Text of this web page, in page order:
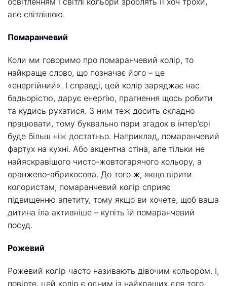
але світлішою.
Помаранчевий
Коли ми говоримо про помаранчевий колір, то
найкраще слово, що позначає його – це
«енергійний». І справді, цей колір заряджає нас
бадьорістю, дарує енергію, прагнення щось робити
та кудись рухатися. З ним теж досить складно
працювати, тому буквально пари згадок в інтер'єрі
буде більш ніж достатньо. Наприклад, помаранчевий
фартух на кухні. Або акцентна стіна, але тільки не
найяскравішого чисто-жовтогарячого кольору, а
оранжево-абрикосова. До того ж, якщо вірити
колористам, помаранчевий колір сприяє
підвищенню апетиту, тому якщо ви хочете, щоб ваша
дитина їла активніше – купіть їй помаранчевий
посуд.
Рожевий
Рожевий колір часто називають дівочим кольором. І,
повірте, цей колір є одним із найкращих для того,